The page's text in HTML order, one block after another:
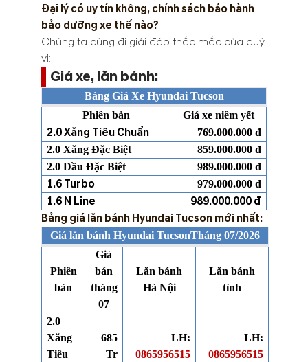
Đại lý có uy tín không, chính sách bảo hành
bảo dưỡng xe thế nào?
Chúng ta cùng đi giải đáp thắc mắc của quý
vị:
Giá xe, lăn bánh:
Bảng Giá Xe Hyundai Tucson
Phiên bản
Giá xe niêm yết
2.0 Xăng Tiêu Chuẩn
769.000.000 đ
2.0 Xăng Đặc Biệt
859.000.000 đ
2.0 Dầu Đặc Biệt
989.000.000 đ
1.6 Turbo 979.000.000 đ
1.6 N Line
989.000.000 đ
Bảng giá lăn bánh Hyundai Tucson mới nhất:
Giá lăn bánh Hyundai TucsonTháng 07/2026
Phiên
bản
Giá
bán
tháng
07
Lăn bánh
Hà Nội
Lăn bánh
tỉnh
2.0
Xăng
Tiêu
685
Tr
LH:
0865956515
LH:
0865956515